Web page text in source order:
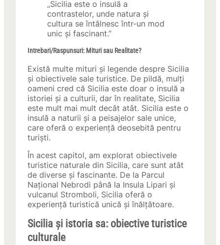
„Sicilia este o insulă a
contrastelor, unde natura și
cultura se întâlnesc într-un mod
unic și fascinant.”
Intrebari/Raspunsuri: Mituri sau Realitate?
Există multe mituri și legende despre Sicilia
și obiectivele sale turistice. De pildă, mulți
oameni cred că Sicilia este doar o insulă a
istoriei și a culturii, dar în realitate, Sicilia
este mult mai mult decât atât. Sicilia este o
insulă a naturii și a peisajelor sale unice,
care oferă o experiență deosebită pentru
turiști.
În acest capitol, am explorat obiectivele
turistice naturale din Sicilia, care sunt atât
de diverse și fascinante. De la Parcul
Național Nebrodi până la Insula Lipari și
vulcanul Stromboli, Sicilia oferă o
experiență turistică unică și înălțătoare.
Sicilia și istoria sa: obiective turistice
culturale